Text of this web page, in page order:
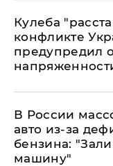
Кулеба
конфликте
предупредил
В России
авто из-за
бензина:
машину"